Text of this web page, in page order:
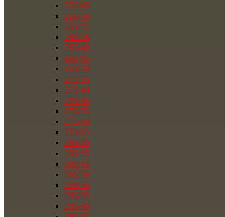
255/45
255/50
255/55
265/35
265/40
265/45
265/50
275/35
275/40
275/45
275/55
275/60
275/65
285/30
285/35
285/45
285/50
295/30
295/35
295/40